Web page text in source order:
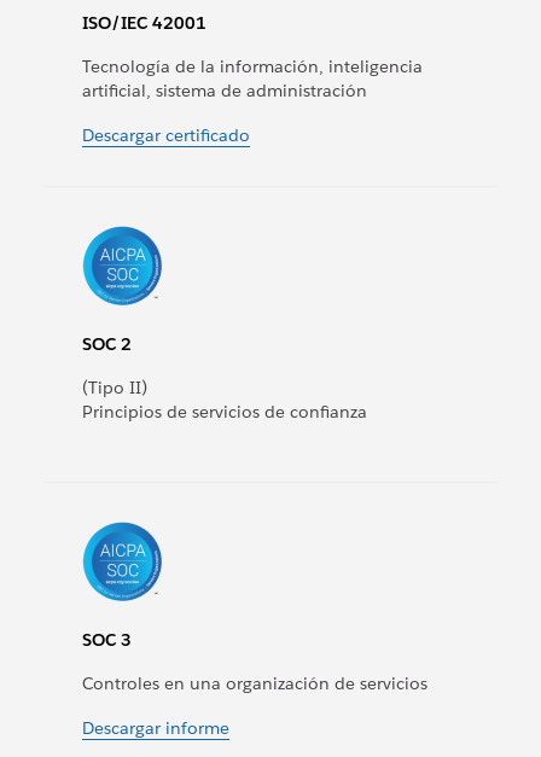
ISO/IEC 42001
Tecnología de la información, inteligencia
artificial, sistema de administración
Descargar certificado
SOC 2
(Tipo II)
Principios de servicios de confianza
SOC 3
Controles en una organización de servicios
Descargar informe